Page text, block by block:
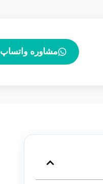
مشاوره واتساپ